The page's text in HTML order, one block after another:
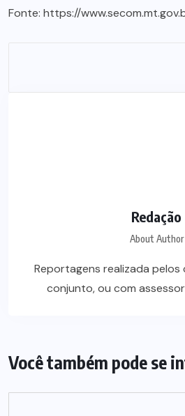
Fonte: https://
Redação
About Author
Reportagens realizada pelos
conjunto, ou com
Você também pode se